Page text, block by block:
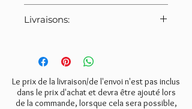
vitrée, lessivée et légèrement
Entièrement démontable (4 vis)
plancher, chapeau et 2 portes
vitrées).
Livraisons:
Livraison au pied de l'immeuble
ou pas de porte. Les frais de
livraison pour cet article seront
à régler directement au
transporteur:
Le prix de la livraison/de l'envoi n'est pas inclus
dans le prix d'achat et devra être ajouté lors
de la commande, lorsque cela sera possible,